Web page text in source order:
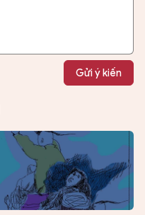
Gửi ý kiến